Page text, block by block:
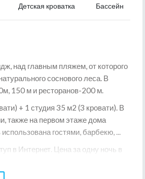
Детская кроватка Бассейн
над главным пляжем, от которого
соснового леса. В
150 м и ресторанов-200 м.
+ 1 студия 35 м2 (3 кровати). В
также на первом этаже дома
гостями, барбекю, ...
в Интернет. Цена за одну ночь в
Мы надеемся, что вы